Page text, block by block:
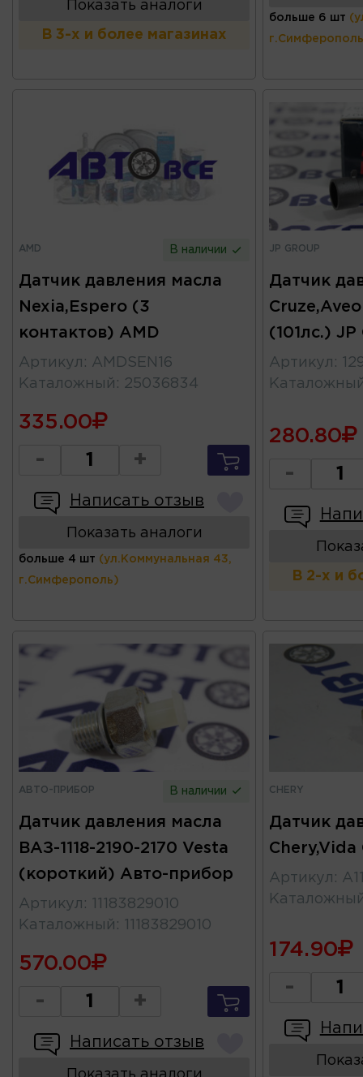
Показать аналоги
В 3-х и более магазинах
больше 6 шт
AMD В наличии
Датчик давления масла
Nexia,Espero (3
контактов) AMD
Артикул : AMDSEN16
Каталожный : 25036834
335.00
- +
Написать отзыв
Показать аналоги
больше 4 шт (ул.Коммунальная 43,
г.Симферополь)
JP GROUP
Датчик
(101лс.) JP
Артикул :
280.80
-
В 2-х и
АВТО-ПРИБОР В наличии
Датчик давления масла
ВАЗ-1118-2190-2170 Vesta
(короткий) Авто-прибор
Артикул :
11183829010
Каталожный : 11183829010
570.00
- +
Написать отзыв
CHERY
Датчик
Chery,Vida
Артикул :
174.90
-